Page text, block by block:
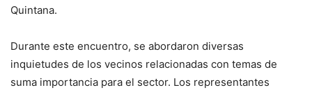
Quintana.
Durante este encuentro, se abordaron diversas
inquietudes de los vecinos relacionadas con temas de
suma importancia para el sector. Los representantes